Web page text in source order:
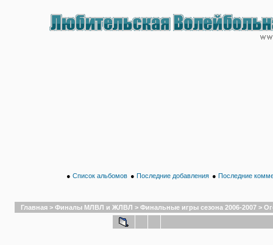
● Список альбомов ● Последние добавления ● Последние
Главная > Финалы МЛВЛ и ЖЛВЛ > Финальные игры сезона 2006-2007 >